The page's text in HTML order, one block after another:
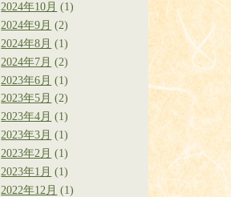
2024年10月 (1)
2024年9月 (2)
2024年8月 (1)
2024年7月 (2)
2023年6月 (1)
2023年5月 (2)
2023年4月 (1)
2023年3月 (1)
2023年2月 (1)
2023年1月 (1)
2022年12月 (1)